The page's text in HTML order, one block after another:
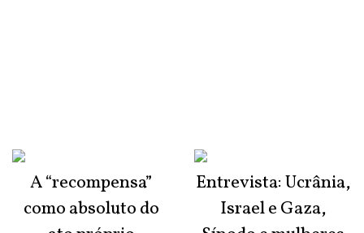
A “recompensa”
como absoluto do
Entrevista: Ucrânia,
Israel e Gaza,